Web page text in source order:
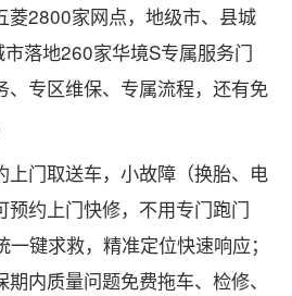
菱2800家网点，地级市、县城
落地260家华境S专属服务门
、专区维保、专属流程，还有免
上门取送车，小故障（换胎、电
预约上门快修，不用专门跑门
键求救，精准定位快速响应；
内质量问题免费拖车、检修、